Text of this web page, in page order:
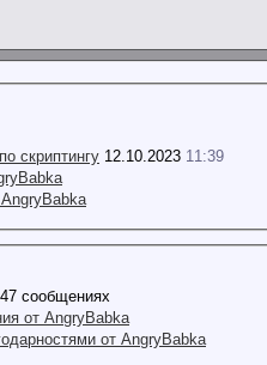
скриптингу 12.10.2023 11:39
сообщениях
от AngryBabka
от AngryBabka